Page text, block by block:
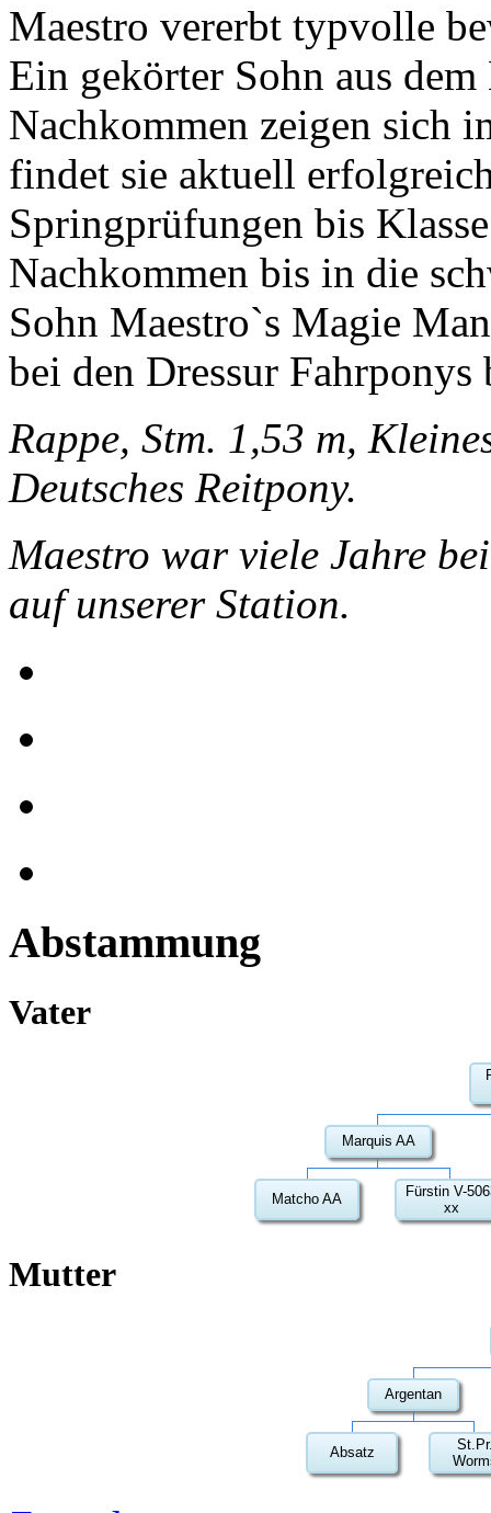
Maestro vererbt typvolle
Ein gekörter Sohn aus
Nachkommen zeigen sich
findet sie aktuell
Springprüfungen bis
Nachkommen bis in die
Sohn Maestro`s Magie
bei den Dressur Fahrponys
Rappe, Stm. 1,53 m,
Deutsches Reitpony.
Maestro war viele Jahre
auf unserer Station.
Abstammung
Vater
Marquis AA
Matcho AA
Fürstin V-
xx
Mutter
Argentan
Absatz